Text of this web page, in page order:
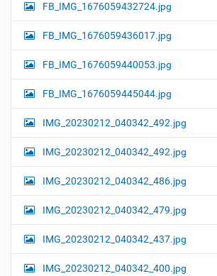
FB_IMG_1676059432724.jpg
FB_IMG_1676059436017.jpg
FB_IMG_1676059440053.jpg
FB_IMG_1676059445044.jpg
IMG_20230212_040342_492.jpg
IMG_20230212_040342_492.jpg
IMG_20230212_040342_486.jpg
IMG_20230212_040342_479.jpg
IMG_20230212_040342_437.jpg
IMG_20230212_040342_400.jpg